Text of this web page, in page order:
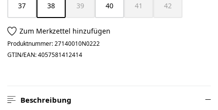
37 38
(Diese Option ist zurzeit nicht verfügbar.)
39
(Diese Option ist zurzeit nicht verfügbar.)
40 41
(Diese Option ist zurzeit
42
(Diese Option ist
Zum Merkzettel hinzufügen
Produktnummer:27140010N0222
GTIN/EAN:4057581412414
Beschreibung